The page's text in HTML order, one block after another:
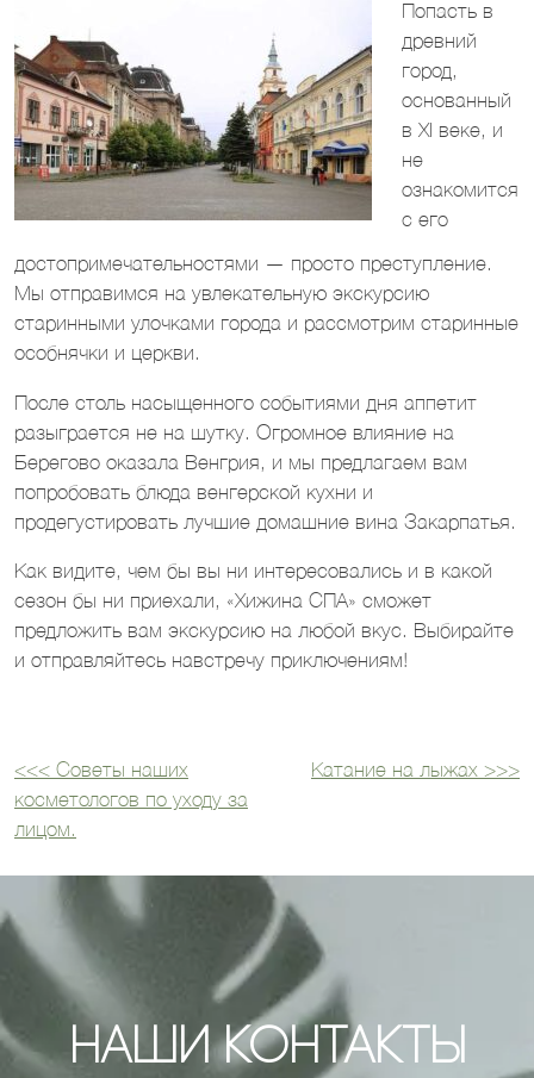
Попасть в
древний
город,
основанный
в XI веке, и
не
ознакомится
с его
достопримечательностями — просто преступление.
Мы отправимся на увлекательную экскурсию
старинными улочками города и рассмотрим старинные
особнячки и церкви.
После столь насыщенного событиями дня аппетит
разыграется не на шутку. Огромное влияние на
Берегово оказала Венгрия, и мы предлагаем вам
попробовать блюда венгерской кухни и
продегустировать лучшие домашние вина Закарпатья.
Как видите, чем бы вы ни интересовались и в какой
сезон бы ни приехали, «Хижина СПА» сможет
предложить вам экскурсию на любой вкус. Выбирайте
и отправляйтесь навстречу приключениям!
Навигация
по
<<< Советы наших
косметологов по уходу за
лицом.
Катание на лыжах >>>
Наши контакты